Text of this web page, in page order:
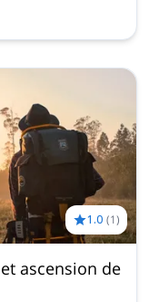
1.0 (1)
ascension de